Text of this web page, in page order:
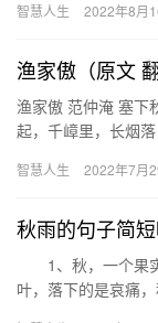
智慧人生 2022年8月
渔家傲（原文
渔家傲 范仲淹 塞下
起，千嶂里，长烟
智慧人生 2022年7月
秋雨的句子简
1、秋，一个果
叶，落下的是哀痛